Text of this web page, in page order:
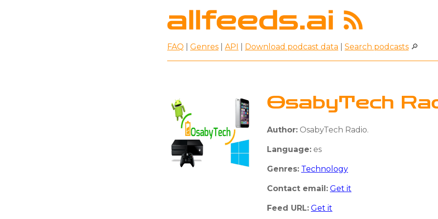
FAQ Genres API Download podcast data Search podcasts 🔎
OsabyTech
Author: OsabyTech Radio.
Language: es
Genres: Technology
Contact email: Get it
Feed URL: Get it